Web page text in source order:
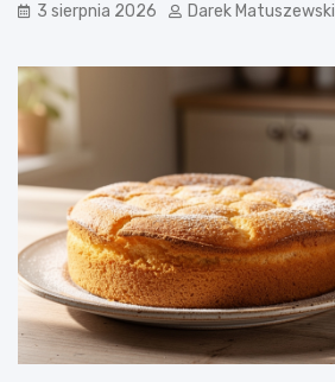
3 sierpnia 2026 Darek Matuszewski